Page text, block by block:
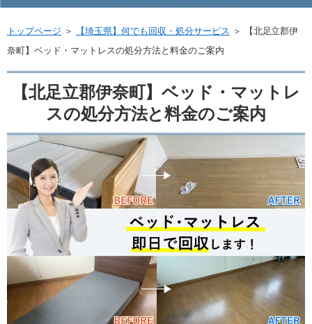
トップページ ＞ 【埼玉県】何でも回収・処分サービス ＞
【北足立郡伊
奈町】ベッド・マットレスの処分方法と料金のご案内
【北足立郡伊奈町】ベッド・マットレ
スの処分方法と料金のご案内